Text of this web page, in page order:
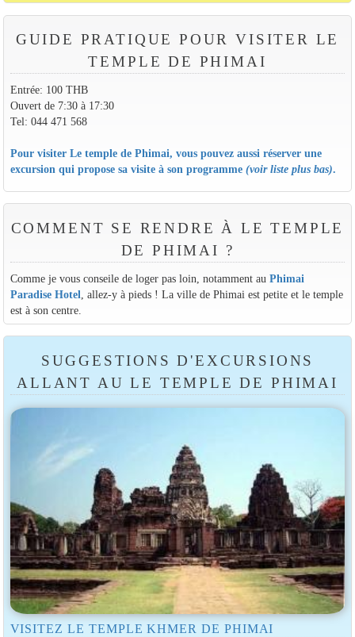
GUIDE PRATIQUE POUR VISITER LE
TEMPLE DE PHIMAI
Entrée: 100 THB
Ouvert de 7:30 à 17:30
Tel: 044 471 568
Pour visiter Le temple de Phimai, vous pouvez aussi réserver une
excursion qui propose sa visite à son programme (voir liste plus bas).
COMMENT SE RENDRE À LE TEMPLE
DE PHIMAI ?
Comme je vous conseile de loger pas loin, notamment au Phimai
Paradise Hotel , allez-y à pieds ! La ville de Phimai est petite et le temple
est à son centre.
SUGGESTIONS D'EXCURSIONS
ALLANT AU LE TEMPLE DE PHIMAI
VISITEZ LE TEMPLE KHMER DE PHIMAI